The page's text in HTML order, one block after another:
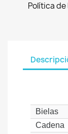
Política
Bielas
Cadena